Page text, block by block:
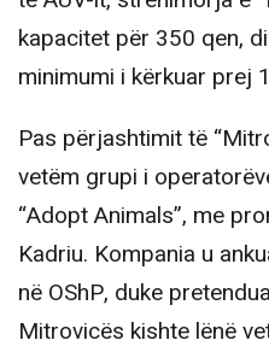
kapacitet për 350 qen,
minimumi i kërkuar prej
Pas përjashtimit të
vetëm grupi i
“Adopt Animals”, me
Kadriu. Kompania u
në OShP, duke
Mitrovicës kishte lënë